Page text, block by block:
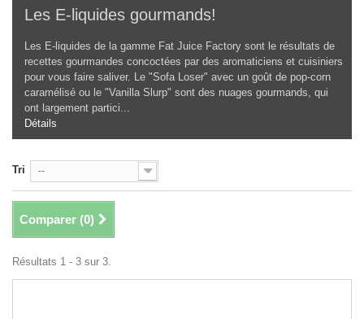
Les E-liquides gourmands!
Les E-liquides de la gamme Fat Juice Factory sont le résultats de
recettes gourmandes concoctées par des aromaticiens et cuisiniers
pour vous faire saliver. Le "Sofa Loser" avec un goût de pop-corn
caramélisé ou le "Vanilla Slurp" sont des nuages gourmands, qui
ont largement partici...
Détails
Tri --
Comparer (0)
Résultats 1 - 3 sur 3.